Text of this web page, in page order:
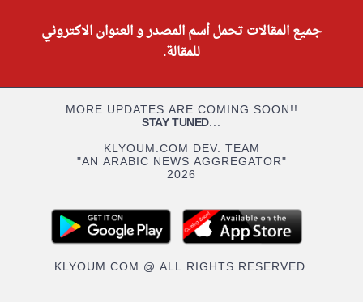
جميع المقالات تحمل أسم المصدر و العنوان الاكتروني
للمقالة.
MORE UPDATES ARE COMING SOON!!
STAY TUNED...
KLYOUM.COM DEV. TEAM
"AN ARABIC NEWS AGGREGATOR"
2026
KLYOUM.COM @ ALL RIGHTS RESERVED.